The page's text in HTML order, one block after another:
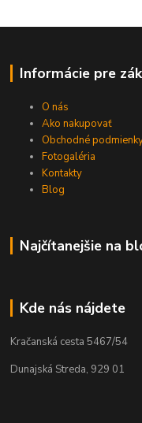
Informácie pre
O nás
Ako nakupovať
Obchodné
Fotogaléria
Kontakty
Blog
Najčítanejšie na
Kde nás nájdete
Kračanská cesta 5467/54
Dunajská Streda, 929 01